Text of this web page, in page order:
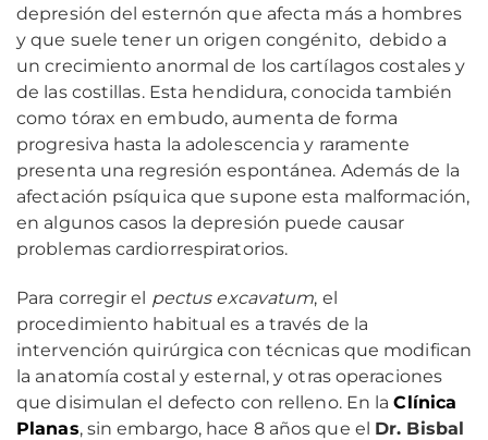
depresión del esternón que afecta más a hombres
y que suele tener un origen congénito, debido a
un crecimiento anormal de los cartílagos costales y
de las costillas. Esta hendidura, conocida también
como tórax en embudo, aumenta de forma
progresiva hasta la adolescencia y raramente
presenta una regresión espontánea. Además de la
afectación psíquica que supone esta malformación,
en algunos casos la depresión puede causar
problemas cardiorrespiratorios.
Para corregir el pectus excavatum, el
procedimiento habitual es a través de la
intervención quirúrgica con técnicas que modifican
la anatomía costal y esternal, y otras operaciones
que disimulan el defecto con relleno. En laClínica
Planas, sin embargo, hace 8 años que el Dr. Bisbal